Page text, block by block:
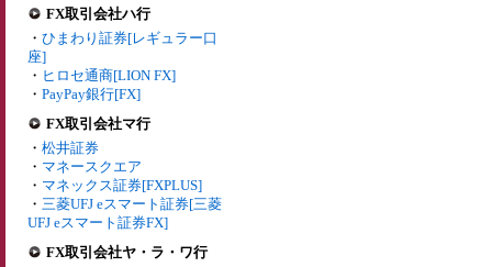
FX取引会社ハ行
・ ひまわり証券[レギュラー口
座]
・ ヒロセ通商[LION FX]
・ PayPay銀行[FX]
FX取引会社マ行
・ 松井証券
・ マネースクエア
・ マネックス証券[FXPLUS]
・ 三菱UFJ eスマート証券[三菱
UFJ eスマート証券FX]
FX取引会社ヤ・ラ・ワ行